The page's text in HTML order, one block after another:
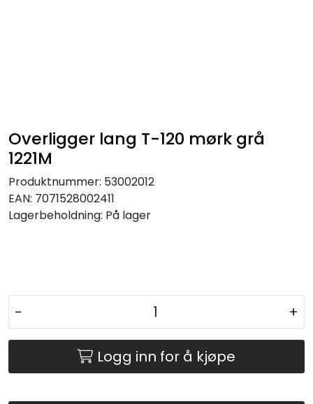
Overligger lang T-120 mørk grå
1221M
Produktnummer: 53002012
EAN: 7071528002411
Lagerbeholdning: På lager
- +
Logg inn for å kjøpe